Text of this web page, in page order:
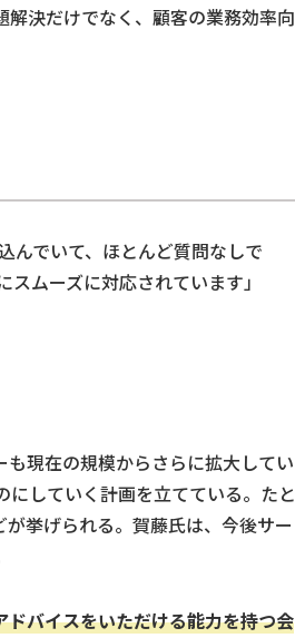
決だけでなく、顧客の業務効率向
んでいて、ほとんど質問なしで
ムーズに対応されています」
現在の規模からさらに拡大してい
していく計画を立てている。たと
挙げられる。賀藤氏は、今後サー
バイスをいただける能力を持つ会